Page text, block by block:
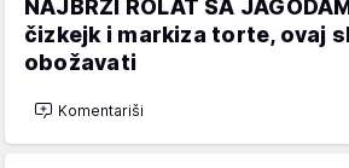
NAJBRŽI ROLAT SA
čizkejk i markiza torte, ovaj
obožavati
Komentariši